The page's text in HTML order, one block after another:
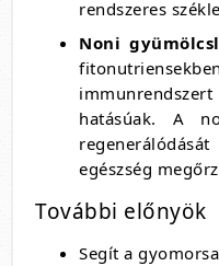
rendszeres
Noni
hatásúak. A
egészség
További előnyök
Segít a